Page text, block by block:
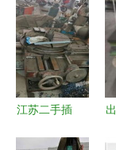
江苏二手插